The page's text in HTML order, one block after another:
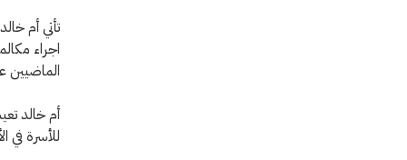
تأتي أم
اجراء
للأسرة في